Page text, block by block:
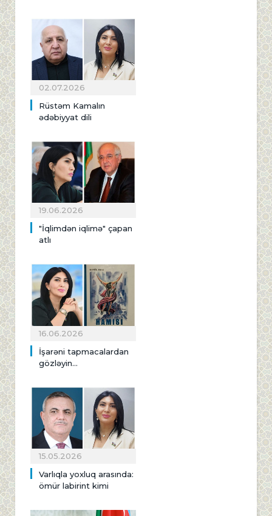
02.07.2026
Rüstəm Kamalın
ədəbiyyat dili
19.06.2026
"İqlimdən iqlimə" çapan
atlı
16.06.2026
İşarəni tapmacalardan
gözləyin...
15.05.2026
Varlıqla yoxluq arasında:
ömür labirint kimi